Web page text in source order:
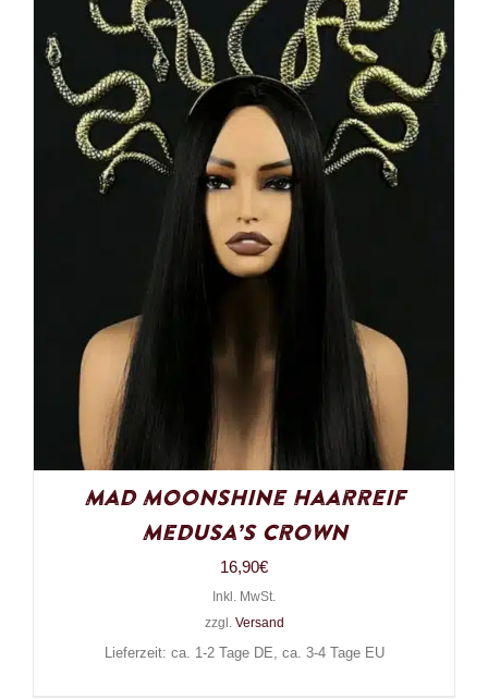
Mad Moonshine Haarreif
Medusa’s Crown
16,90€
Inkl. MwSt.
zzgl. Versand
Lieferzeit: ca. 1-2 Tage DE, ca. 3-4 Tage EU